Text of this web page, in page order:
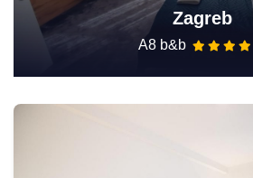
Zagreb
A8 b&b